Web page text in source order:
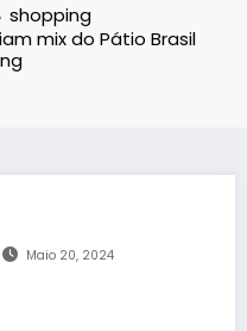
shopping
mix do Pátio Brasil
Maio 20, 2024